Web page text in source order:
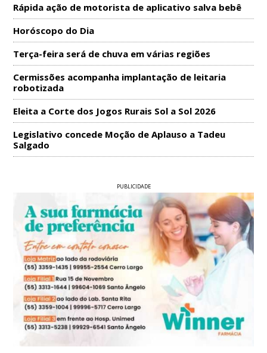
Rápida ação de motorista de aplicativo salva bebê
Horóscopo do Dia
Terça-feira será de chuva em várias regiões
Cermissões acompanha implantação de leitaria
robotizada
Eleita a Corte dos Jogos Rurais Sol a Sol 2026
Legislativo concede Moção de Aplauso a Tadeu
Salgado
PUBLICIDADE